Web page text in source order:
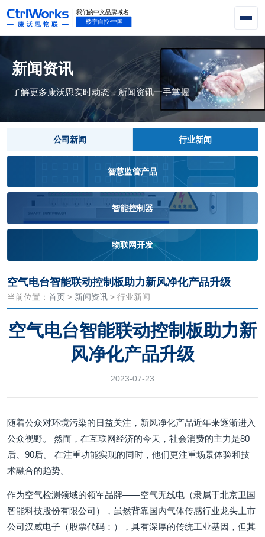
新闻资讯
了解更多康沃思实时动态，新闻资讯一手掌握
公司新闻 行业新闻
智慧监管产品
智能控制器
物联网开发
空气电台智能联动控制板助力新风净化产品升级
当前位置： 首页 > 新闻资讯 > 行业新闻
空气电台智能联动控制板助力新
风净化产品升级
2023-07-23
随着公众对环境污染的日益关注，新风净化产品近年来逐渐进入
公众视野。 然而，在互联网经济的今天，社会消费的主力是80
后、90后。 在注重功能实现的同时，他们更注重场景体验和技
术融合的趋势。
作为空气检测领域的领军品牌——空气无线电（隶属于北京卫国
智能科技股份有限公司），虽然背靠国内气体传感行业龙头上市
公司汉威电子（股票代码：），具有深厚的传统工业基因，但其